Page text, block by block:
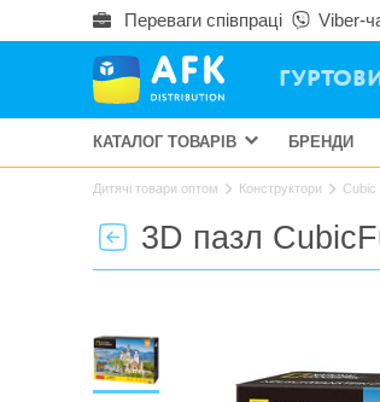
Переваги співпраці Viber-
КАТАЛОГ ТОВАРІВ БРЕНДИ
Дитячі товари оптом Конструктори Cubic
3D пазл